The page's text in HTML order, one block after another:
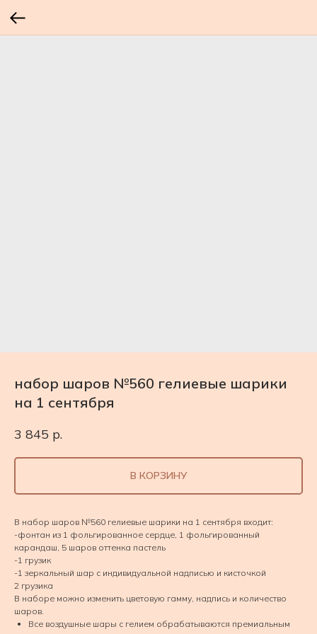
набор шаров №560 гелиевые шарики
на 1 сентября
3 845 р.
В КОРЗИНУ
В набор шаров №560 гелиевые шарики на 1 сентября входит:
-фонтан из 1 фольгированное сердце, 1 фольгированный
карандаш, 5 шаров оттенка пастель
-1 грузик
-1 зеркальный шар с индивидуальной надписью и кисточкой
2 грузика
В наборе можно изменить цветовую гамму, надпись и количество
шаров.
Все воздушные шары с гелием обрабатываются премиальным